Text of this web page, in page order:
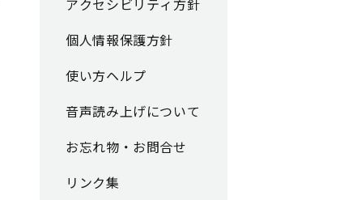
アクセシビリティ方針
個人情報保護方針
使い方ヘルプ
音声読み上げについて
お忘れ物・お問合せ
リンク集